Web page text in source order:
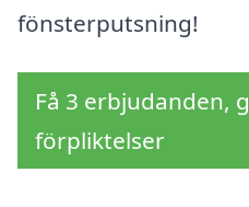
fönsterputsning!
Få 3 erbjudanden,
förpliktelser